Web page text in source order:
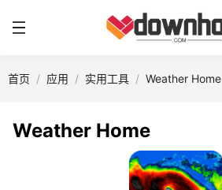
首页 应用 实用工具 Weather Home
Weather Home